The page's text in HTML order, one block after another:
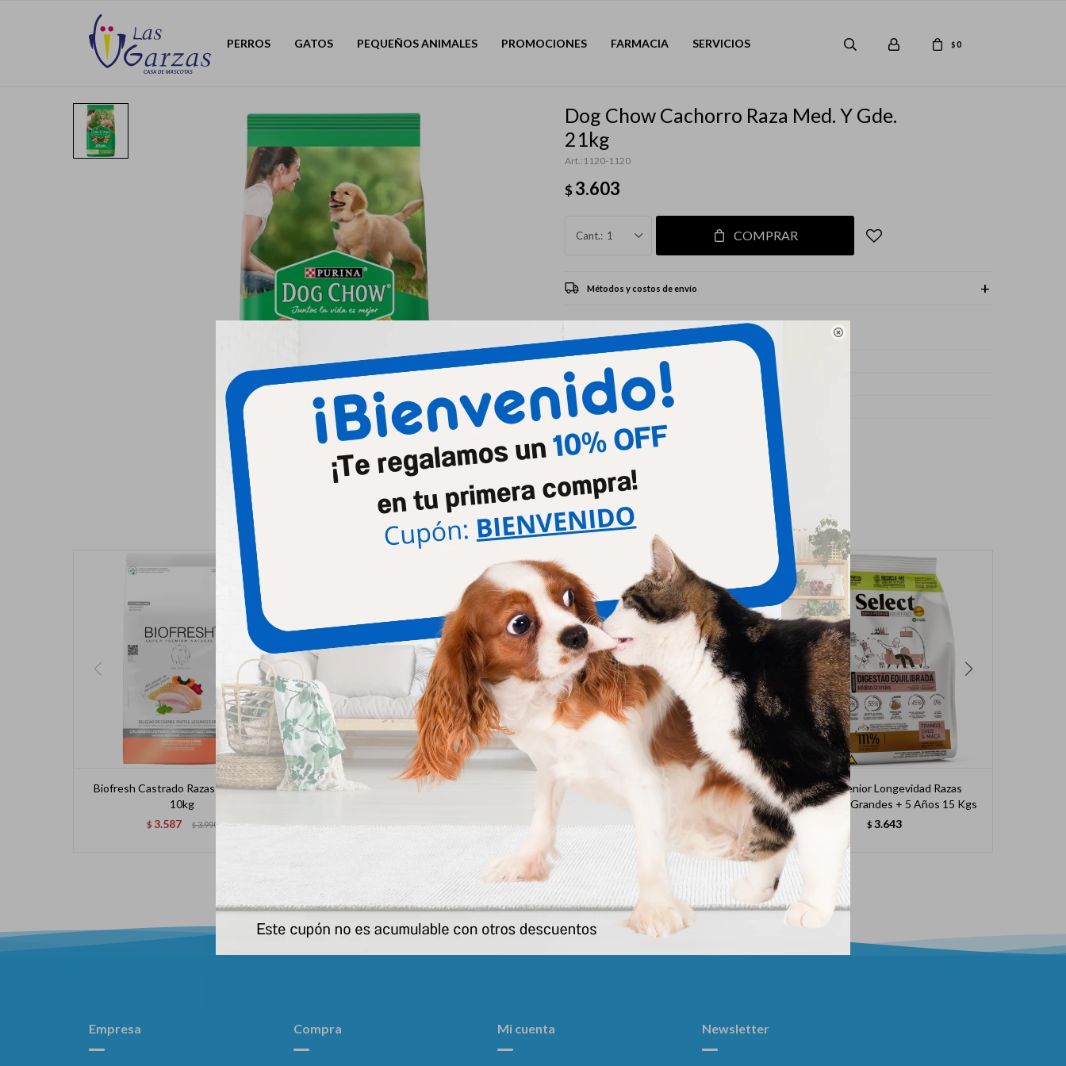

PERROS GATOS PEQUEÑOS ANIMALES PROMOCIONES FARMACIA SERVICIOS $0
Dog Chow Cachorro Raza Med. Y Gde.
21kg
1120-1120
$3.603
1 COMPRAR
Métodos y costos de envío
CARACTERÍSTICAS
Mascota
Etapa de vida
Tamaño de la raza
Productos que te pueden interesar
Biofresh Castrado Razas Pequeña X
10kg
$ 3.587 $3.990
Biofresh Cachorro Raza Mediana X 10 Kg Three Dogs Senior 15 Kg + 2
Select Senior Longevidad Razas
Medianas Y Grandes + 5 Años 15 Kgs
$ 3.643
Empresa Compra Mi cuenta Newsletter